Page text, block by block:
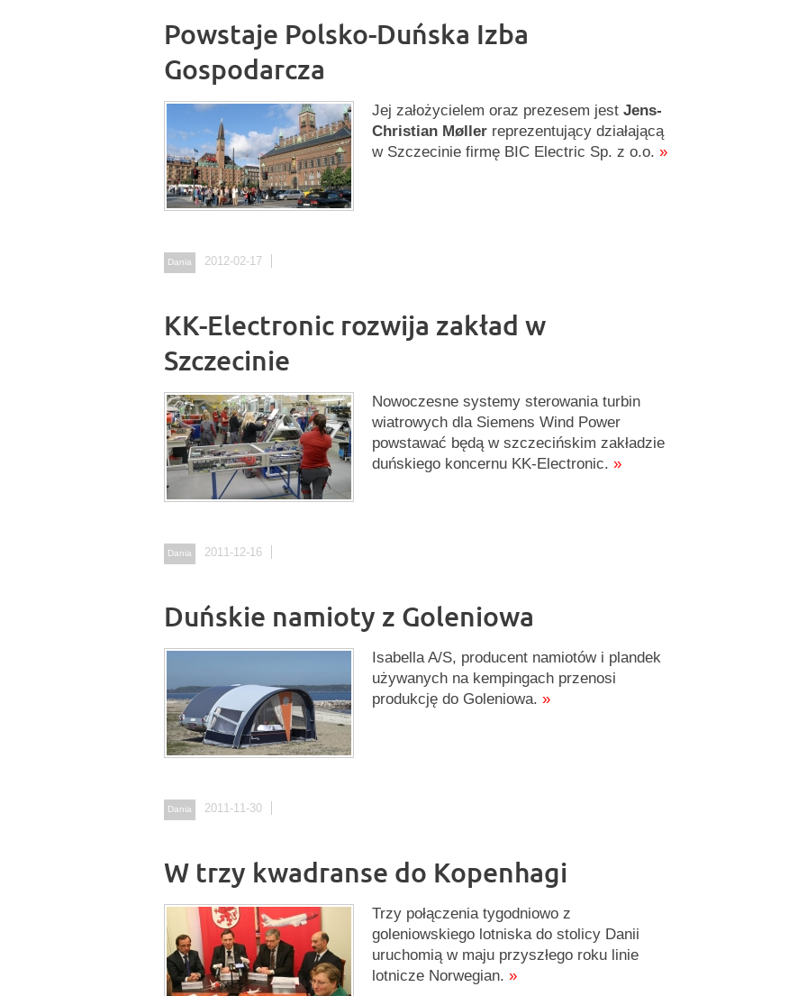
Powstaje Polsko-Duńska Izba
Gospodarcza
Jej założycielem oraz prezesem jest Jens-
Christian Møller reprezentujący działającą
w Szczecinie firmę BIC Electric Sp. z o.o. »
Dania 2012-02-17
KK-Electronic rozwija zakład w
Szczecinie
Nowoczesne systemy sterowania turbin
wiatrowych dla Siemens Wind Power
powstawać będą w szczecińskim zakładzie
duńskiego koncernu KK-Electronic. »
Dania 2011-12-16
Duńskie namioty z Goleniowa
Isabella A/S, producent namiotów i plandek
używanych na kempingach przenosi
produkcję do Goleniowa. »
Dania 2011-11-30
W trzy kwadranse do Kopenhagi
Trzy połączenia tygodniowo z
goleniowskiego lotniska do stolicy Danii
uruchomią w maju przyszłego roku linie
lotnicze Norwegian. »